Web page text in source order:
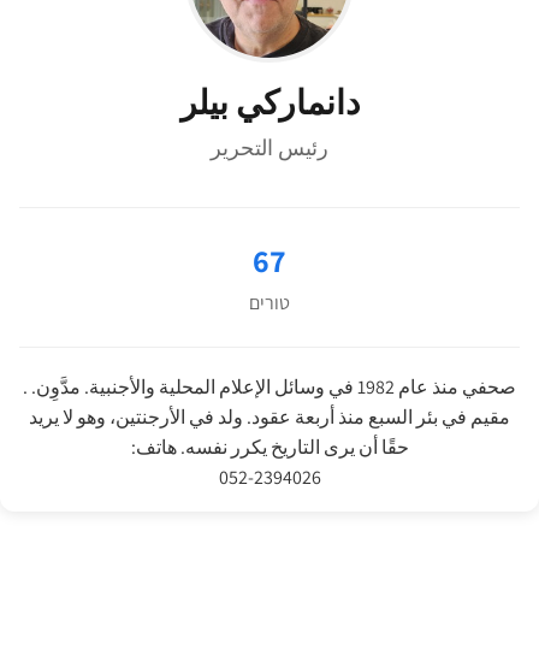
دانماركي بيلر
رئيس التحرير
67
טורים
صحفي منذ عام 1982 في وسائل الإعلام المحلية والأجنبية. مدَّوِن. .
مقيم في بئر السبع منذ أربعة عقود. ولد في الأرجنتين، وهو لا يريد
حقًا أن يرى التاريخ يكرر نفسه. هاتف:
052-2394026